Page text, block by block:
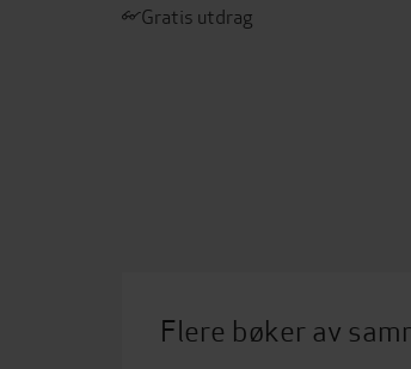
Gratis utdrag
Flere bøker av